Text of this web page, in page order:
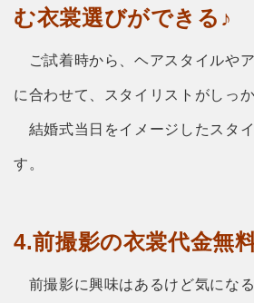
む衣裳選びができる♪
ご試着時から、ヘアスタイルや
に合わせて、スタイリストがしっ
結婚式当日をイメージしたスタ
す。
4.前撮影の衣裳代金無
前撮影に興味はあるけど気にな